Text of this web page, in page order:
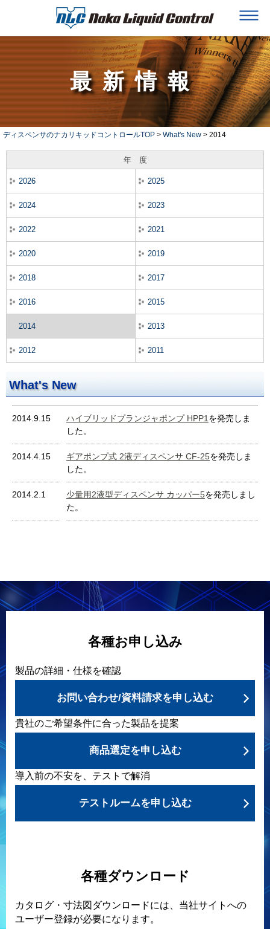
最新情報
ディスペンサのナカリキッドコントロールTOP > What's New > 2014
年 度
2026 2025
2024 2023
2022 2021
2020 2019
2018 2017
2016 2015
2014 2013
2012 2011
What's New
2014.9.15 ハイブリッドプランジャポンプ HPP1 を発売しま
した。
2014.4.15 ギアポンプ式 2液ディスペンサ CF-25を発売しま
した。
2014.2.1 少量用2液型ディスペンサ カッパー5を発売しまし
た。
各種お申し込み
製品の詳細・仕様を確認
お問い合わせ/資料請求を申し込む
貴社のご希望条件に合った製品を提案
商品選定を申し込む
導入前の不安を、テストで解消
テストルームを申し込む
各種ダウンロード
カタログ・寸法図ダウンロードには、当社サイトへの
ユーザー登録が必要になります。